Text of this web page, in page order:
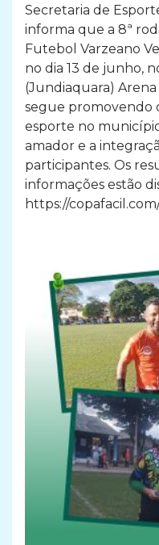
Secretaria de
informa que a 8ª
Futebol Varzeano
no dia 13 de junho,
(Jundiaquara)
segue promovendo
esporte no
amador e a
participantes. Os
informações estão
https://